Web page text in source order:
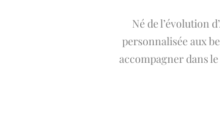
Né de l’évolution
personnalisée aux
accompagner dans